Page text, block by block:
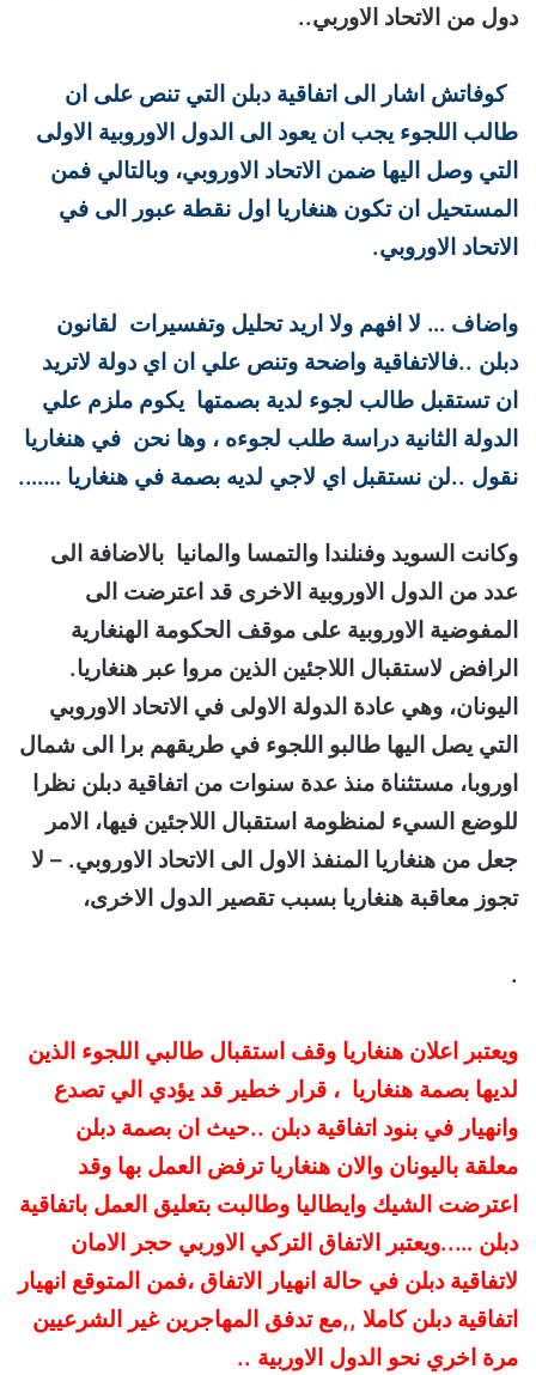
دول من الاتحاد الاوربي..
كوفاتش اشار الى اتفاقية دبلن التي تنص على ان
طالب اللجوء يجب ان يعود الى الدول الاوروبية الاولى
التي وصل اليها ضمن الاتحاد الاوروبي، وبالتالي فمن
المستحيل ان تكون هنغاريا اول نقطة عبور الى في
الاتحاد الاوروبي.
واضاف … لا افهم ولا اريد تحليل وتفسيرات لقانون
دبلن ..فالاتفاقية واضحة وتنص علي ان اي دولة لاتريد
ان تستقبل طالب لجوء لدية بصمتها يكوم ملزم علي
الدولة الثانية دراسة طلب لجوءه ، وها نحن في هنغاريا
نقول ..لن نستقبل اي لاجي لديه بصمة في هنغاريا …….
وكانت السويد وفنلندا والتمسا والمانيا بالاضافة الى
عدد من الدول الاوروبية الاخرى قد اعترضت الى
المفوضية الاوروبية على موقف الحكومة الهنغارية
الرافض لاستقبال اللاجئين الذين مروا عبر هنغاريا.
اليونان، وهي عادة الدولة الاولى في الاتحاد الاوروبي
التي يصل اليها طالبو اللجوء في طريقهم برا الى شمال
اوروبا، مستثناة منذ عدة سنوات من اتفاقية دبلن نظرا
للوضع السيء لمنظومة استقبال اللاجئين فيها، الامر
جعل من هنغاريا المنفذ الاول الى الاتحاد الاوروبي. – لا
تجوز معاقبة هنغاريا بسبب تقصير الدول الاخرى،
.
ويعتبر اعلان هنغاريا وقف استقبال طالبي اللجوء الذين
لديها بصمة هنغاريا ، قرار خطير قد يؤدي الي تصدع
وانهيار في بنود اتفاقية دبلن ..حيث ان بصمة دبلن
معلقة باليونان والان هنغاريا ترفض العمل بها وقد
اعترضت الشيك وايطاليا وطالبت بتعليق العمل باتفاقية
دبلن …..ويعتبر الاتفاق التركي الاوربي حجر الامان
لاتفاقية دبلن في حالة انهيار الاتفاق ،فمن المتوقع انهيار
اتفاقية دبلن كاملا ,,مع تدفق المهاجرين غير الشرعيين
مرة اخري نحو الدول الاوربية ..